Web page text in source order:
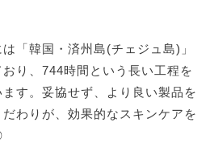
「韓国・済州島(チェジュ島)」
り、744時間という長い工程を
す。妥協せず、より良い製品を
わりが、効果的なスキンケアを